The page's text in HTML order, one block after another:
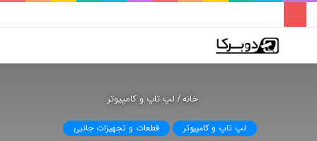
پوسته
فهرست
خانه/لپ تاپ و کامپیوتر
لپ تاپ و کامپیوتر قطعات و تجهیزات جانبی